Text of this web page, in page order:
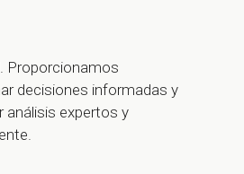
Proporcionamos
decisiones informadas y
análisis expertos y